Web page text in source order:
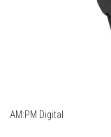
AM:PM Digital